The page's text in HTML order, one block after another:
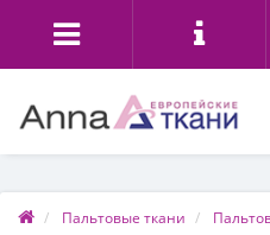
Пальтовые ткани